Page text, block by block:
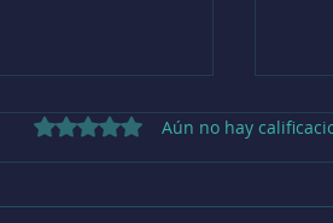
Obtuvo 0 de 5 estrellas.
Aún no hay